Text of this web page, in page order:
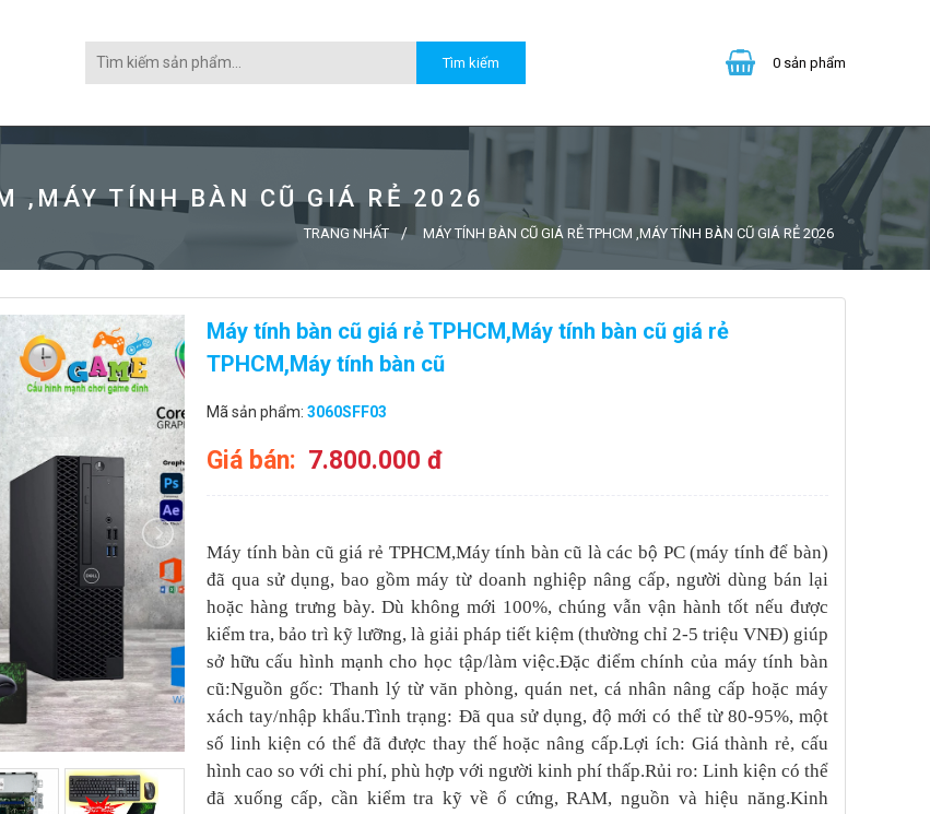
0 sản phẩm
,MÁY TÍNH BÀN CŨ GIÁ RẺ 2026
TRANG NHẤT MÁY TÍNH BÀN CŨ GIÁ RẺ TPHCM ,MÁY TÍNH BÀN CŨ GIÁ RẺ 2026
Máy tính bàn cũ giá rẻ TPHCM,Máy tính bàn cũ giá rẻ
TPHCM,Máy tính bàn cũ
Mã sản phẩm: 3060SFF03
Giá bán: 7.800.000 đ
Máy tính bàn cũ giá rẻ TPHCM,Máy tính bàn cũ là các bộ PC (máy tính để bàn)
đã qua sử dụng, bao gồm máy từ doanh nghiệp nâng cấp, người dùng bán lại
hoặc hàng trưng bày. Dù không mới 100%, chúng vẫn vận hành tốt nếu được
kiểm tra, bảo trì kỹ lưỡng, là giải pháp tiết kiệm (thường chỉ 2-5 triệu VNĐ) giúp
sở hữu cấu hình mạnh cho học tập/làm việc.Đặc điểm chính của máy tính bàn
cũ:Nguồn gốc: Thanh lý từ văn phòng, quán net, cá nhân nâng cấp hoặc máy
xách tay/nhập khẩu.Tình trạng: Đã qua sử dụng, độ mới có thể từ 80-95%, một
số linh kiện có thể đã được thay thế hoặc nâng cấp.Lợi ích: Giá thành rẻ, cấu
hình cao so với chi phí, phù hợp với người kinh phí thấp.Rủi ro: Linh kiện có thể
đã xuống cấp, cần kiểm tra kỹ về ổ cứng, RAM, nguồn và hiệu năng.Kinh